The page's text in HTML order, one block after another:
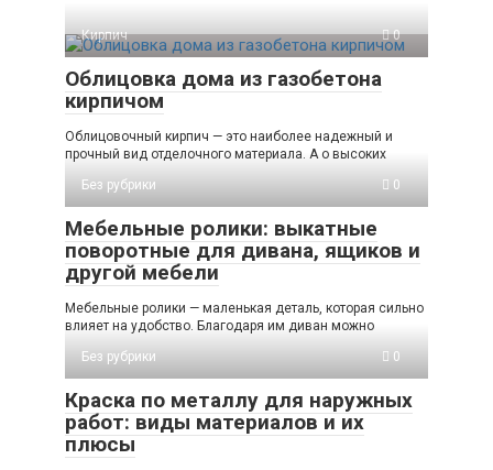
Кирпич 0
Облицовка дома из газобетона
кирпичом
Облицовочный кирпич — это наиболее надежный и
прочный вид отделочного материала. А о высоких
Без рубрики
0
Мебельные ролики: выкатные
поворотные для дивана, ящиков и
другой мебели
Мебельные ролики — маленькая деталь, которая сильно
влияет на удобство. Благодаря им диван можно
Без рубрики
0
Краска по металлу для наружных
работ: виды материалов и их
плюсы